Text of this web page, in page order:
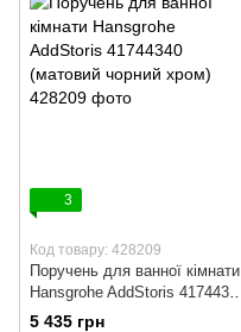
3
Код товару: 428209
Поручень для ванної кімнати
Hansgrohe AddStoris 41744340
(матовий чорний хром)
5 435 грн